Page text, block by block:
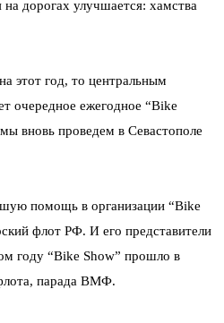
дорогах улучшается: хамства
этот год, то центральным
очередное ежегодное “Bike
вновь проведем в Севастополе
помощь в организации “Bike
флот РФ. И его представители
году “Bike Show” прошло в
парада ВМФ.